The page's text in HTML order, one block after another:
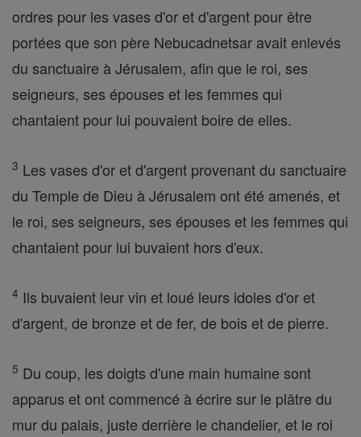
ordres pour les vases d'or et d'argent pour être
portées que son père Nebucadnetsar avait enlevés
du sanctuaire à Jérusalem, afin que le roi, ses
seigneurs, ses épouses et les femmes qui
chantaient pour lui pouvaient boire de elles.
3 Les vases d'or et d'argent provenant du sanctuaire
du Temple de Dieu à Jérusalem ont été amenés, et
le roi, ses seigneurs, ses épouses et les femmes qui
chantaient pour lui buvaient hors d'eux.
4 Ils buvaient leur vin et loué leurs idoles d'or et
d'argent, de bronze et de fer, de bois et de pierre.
5 Du coup, les doigts d'une main humaine sont
apparus et ont commencé à écrire sur le plâtre du
mur du palais, juste derrière le chandelier, et le roi